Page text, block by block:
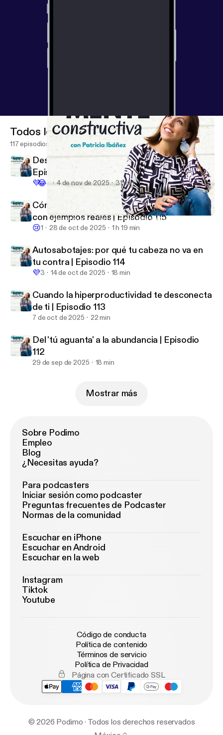
Frases positivas: ¿Son suficiente para motivarte? | Episodio 15
Mente Constructiva
Todos los episodios
117 episodios
Desde que aplico esto, paso de tener razón |
Episodio 116
💜😂2 4 de nov de 2025 31 min
Cómo convertirte en una persona MÍTICA,
con ejemplos reales | Episodio 115
😢1 28 de oct de 2025 1 h 19 min
Autosabotajes: por qué tu cabeza no va en
tu contra | Episodio 114
💜3 14 de oct de 2025 18 min
Cuando la hiperproductividad te desconecta
de ti | Episodio 113
7 de oct de 2025 22 min
Del 'tú aguanta' a la abundancia | Episodio
112
29 de sep de 2025 18 min
Mostrar más
Sobre Podimo
Empleo
Blog
¿Necesitas ayuda?
Para podcasters
Iniciar sesión como podcaster
Preguntas frecuentes de Podcaster
Normas de la comunidad
Escuchar en iPhone
Escuchar en Android
Escuchar en la web
Instagram
Tiktok
Youtube
Código de conducta
Política de contenido
Términos de servicio
Política de Privacidad
Página con Certificado SSL
© 2026 Podimo · Todos los derechos reservados